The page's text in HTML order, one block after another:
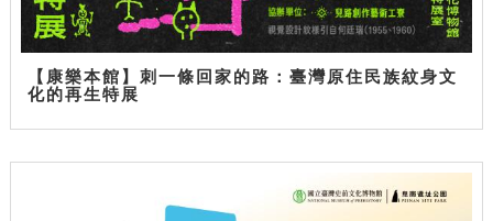
【康樂本館】刺一條回家的路：臺灣原住民族紋身文
化的再生特展